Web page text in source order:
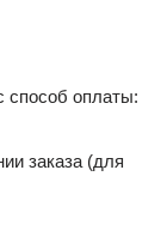
способ оплаты:
заказа (для